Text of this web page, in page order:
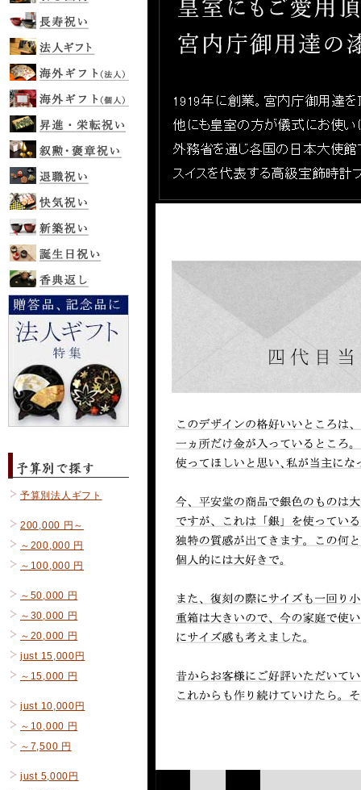
予算別法人ギフト
200,000 円～
～200,000 円
～100,000 円
～50,000 円
～30,000 円
～20,000 円
just 15,000円
～15,000 円
just 10,000円
～10,000 円
～7,500 円
just 5,000円